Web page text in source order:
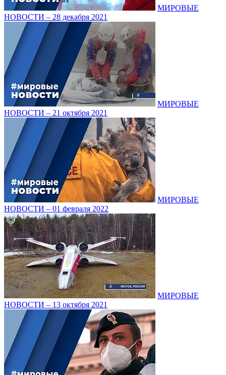
МИРОВЫЕ
НОВОСТИ – 28 декабря 2021
МИРОВЫЕ
НОВОСТИ – 21 октября 2021
МИРОВЫЕ
НОВОСТИ – 01 февраля 2022
МИРОВЫЕ
НОВОСТИ – 13 октября 2021